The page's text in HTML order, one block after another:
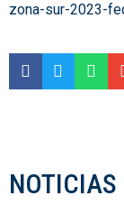
zona-sur-2023-